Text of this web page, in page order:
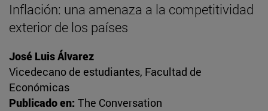
Inflación: una amenaza a la competitividad
exterior de los países
José Luis Álvarez
Vicedecano de estudiantes, Facultad de
Económicas
Publicado en: The Conversation